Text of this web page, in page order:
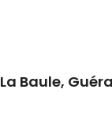
La Baule,